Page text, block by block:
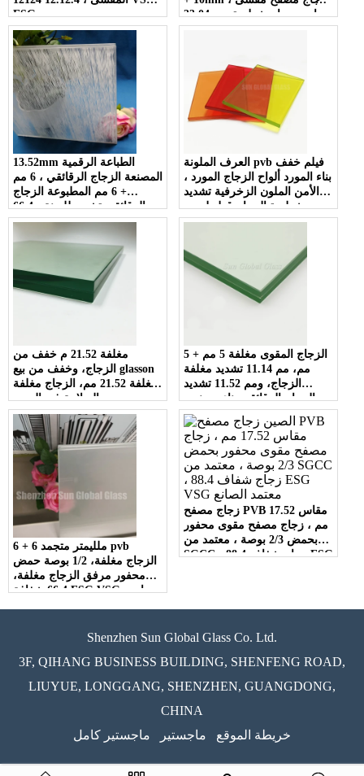
ESG
33.04mm واضح زجاج شطيرة
خفف
13.52mm الطباعة الرقمية
المصنعة الزجاج الرقائقي ، 6 مم
+ 6 مم المطبوعة الزجاج
الرقائقي تشديد للزينة ، 66.4
ESG VSG سلامة الزجاج
العرف الملونة pvb فيلم خفف
بناء المورد ألواح الزجاج المورد ،
الأمن الملون الزخرفية تشديد
شطيرة الزجاج قطع لحجم
الموردين التكلفة
مغلفة 21.52 م خفف من
الزجاج، وخفف من بيع glasson
مغلفة 21.52 مم، الزجاج مغلفة
السلامة في الصين
الزجاج المقوى مغلفة 5 مم + 5
مم، مم 11.14 تشديد مغلفة
الزجاج، ومم 11.52 تشديد
الزجاج الرقائقي بناء مصنعي
الزجاج
6 + 6 ملليمتر متجمد pvb
الزجاج مغلفة، 1/2 بوصة حمض
محفور مرفق الزجاج مغلفة،
66.4 شفافة ESG VSG زجاجي
زجاج مصفح PVB مقاس 17.52
مم ، زجاج مصفح مقوى محفور
بحمض 2/3 بوصة ، معتمد من
SGCC ، 88.4 زجاج شفاف ESG
Shenzhen Sun Global Glass Co. Ltd.
3F, QIHANG BUSINESS BUILDING, SHENFENG ROAD,
LIUYUE, LONGGANG, SHENZHEN, GUANGDONG,
CHINA
خريطة الموقع
ماجستير ماجستير كامل